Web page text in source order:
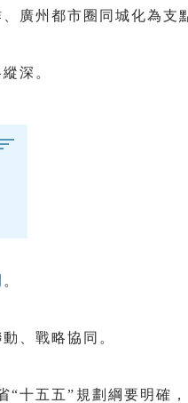
廣州都市圈同城化為支
深。
。
、戰略協同。
“十五五”規劃綱要明確